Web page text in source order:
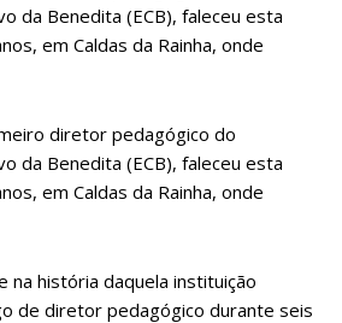
da Benedita (ECB), faleceu esta
em Caldas da Rainha, onde
diretor pedagógico do
da Benedita (ECB), faleceu esta
em Caldas da Rainha, onde
na história daquela instituição
de diretor pedagógico durante seis